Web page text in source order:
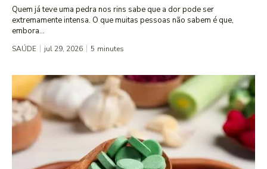
Quem já teve uma pedra nos rins sabe que a dor pode ser
extremamente intensa. O que muitas pessoas não sabem é que,
embora...
SAÚDE jul 29, 2026 5 minutes